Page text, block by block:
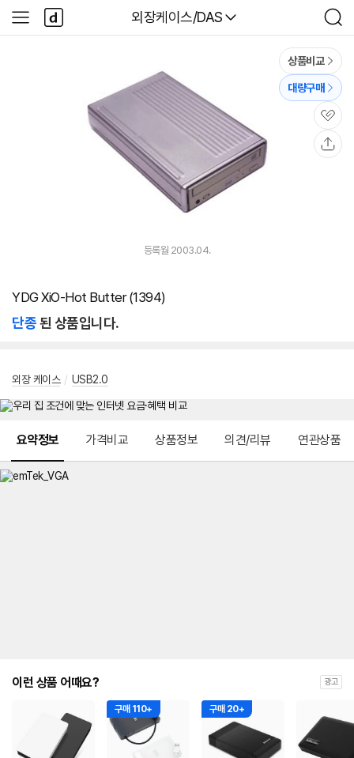
다나와
외장케이스/DAS
검
색
사
이
다
나
와
상품비교
대량구매
관
심
등록월 2003.04.
YDG XiO-Hot Butter (1394)
단종된 상품입니다.
외장 케이스 / USB2.0
요약정보 가격비교 상품정보 의견/리뷰 연관상품
이런 상품 어때요? 광고
구매 110+ 구매 20+